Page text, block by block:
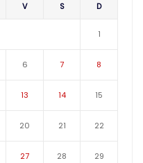
V S D
1
6 7 8
13 14 15
20 21 22
27 28 29